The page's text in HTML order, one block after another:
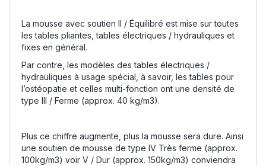
La mousse avec soutien II / Équilibré est mise sur toutes
les tables pliantes, tables électriques / hydrauliques et
fixes en général.
Par contre, les modèles des tables électriques /
hydrauliques à usage spécial, à savoir, les tables pour
l’ostéopatie et celles multi-fonction ont une densité de
type III / Ferme (approx. 40 kg/m3).
Plus ce chiffre augmente, plus la mousse sera dure. Ainsi
une soutien de mousse de type IV Très ferme (approx.
100kg/m3) voir V / Dur (approx. 150kg/m3) conviendra